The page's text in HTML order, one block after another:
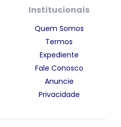
Institucionais
Quem Somos
Termos
Expediente
Fale Conosco
Anuncie
Privacidade